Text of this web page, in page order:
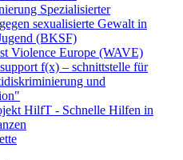
Spezialisierter
sexualisierte Gewalt in
(BKSF)
Violence Europe (WAVE)
f(x) – schnittstelle für
und
HilfT - Schnelle Hilfen in